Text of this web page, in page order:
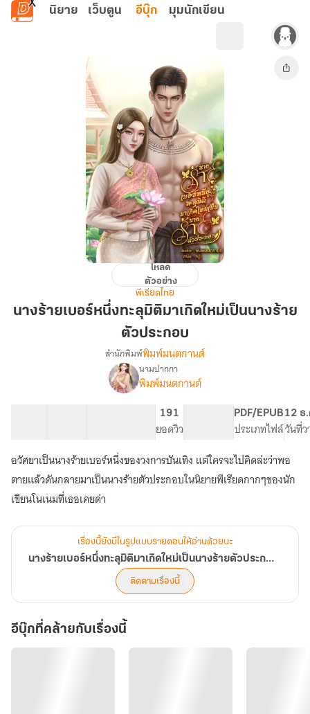
ข้ามไปยังเนื้อหาหลัก
นิยาย เว็บตูน อีบุ๊ก มุมนักเขียน
เบอร์
ใหม่
นาง
ร้าย
ตัวประกอบ
โหลด
ตัวอย่าง
พีเรียดไทย
นางร้ายเบอร์หนึ่งทะลุมิติมาเกิดใหม่เป็นนางร้าย
ตัวประกอบ
เรื่อง
นาง
ร้าย
เบอร์
หนึ่ง
ทะลุ
มิติ
มา
เกิด
นาง
ร้าย
ตัวประกอบ
(มี
อี
บุ๊ค
แล้ว)
สำนักพิมพ์พิมพ์มนตกานต์
นามปากกา
พิมพ์มนตกานต์
191
ยอดวิว
PDF/EPUB
ประเภทไฟล์
12 ธ
วันที่ว
อวัศยาเป็นนางร้ายเบอร์หนึ่งของวงการบันเทิง แต่ใครจะไปคิดล่ะว่าพอ
ตายแล้วดันกลายมาเป็นนางร้ายตัวประกอบในนิยายพีเรียดกากๆของนัก
เขียนโนเนมที่เธอเคยด่า
เรื่องนี้ยังมีในรูปแบบรายตอนให้อ่านด้วยนะ
นางร้ายเบอร์หนึ่งทะลุมิติมาเกิดใหม่เป็นนางร้ายตัวประกอบ (มีอีบุ๊คแล้ว)
ติดตามเรื่องนี้
อีบุ๊กที่คล้ายกับเรื่องนี้